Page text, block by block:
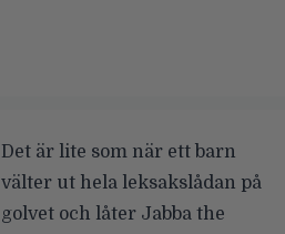
Det är lite som när ett barn
välter ut hela leksakslådan på
golvet och låter Jabba the